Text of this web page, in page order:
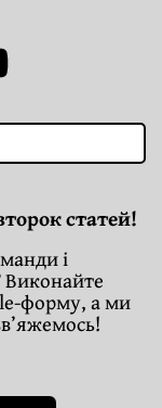
статей!
і
Виконайте
форму, а ми